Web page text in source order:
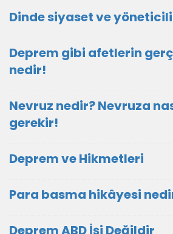
Dinde siyaset ve
Deprem gibi afetlerin
nedir!
Nevruz nedir? Nevruza
gerekir!
Deprem ve Hikmetleri
Para basma hikâyesi
Deprem ABD İşi Değildir